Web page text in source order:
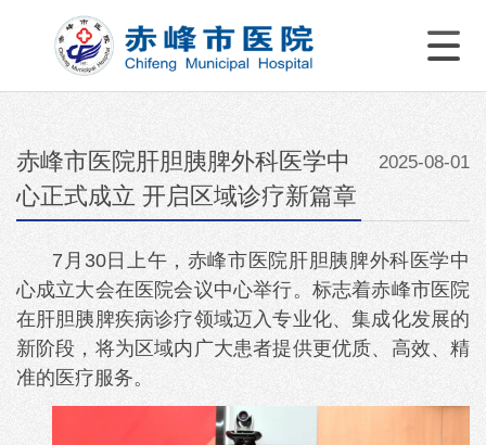
赤峰市医院肝胆胰脾外科医学中
心正式成立 开启区域诊疗新篇章
2025-08-01
7月30日上午，赤峰市医院肝胆胰脾外科医学中
心成立大会在医院会议中心举行。标志着赤峰市医院
在肝胆胰脾疾病诊疗领域迈入专业化、集成化发展的
新阶段，将为区域内广大患者提供更优质、高效、精
准的医疗服务。